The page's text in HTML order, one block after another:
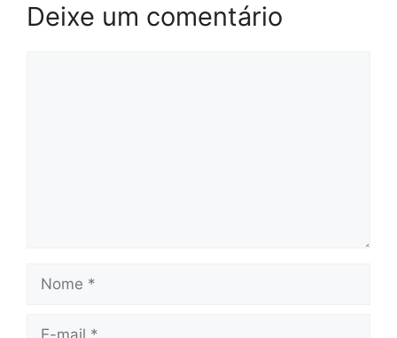
Deixe um comentário
Nome